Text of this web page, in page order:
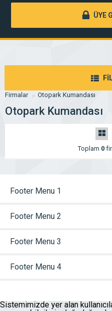
ÜYE
Firmalar Otopark Kumandası
Otopark Kumandası
Toplam 0
Footer Menu 1
Footer Menu 2
Footer Menu 3
Footer Menu 4
Sistemimizde yer alan